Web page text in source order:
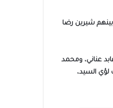
شيرين رضا
عناني، ومحمد
لؤي السيد،